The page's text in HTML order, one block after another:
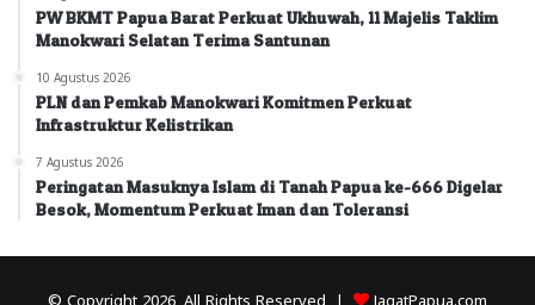
PW BKMT Papua Barat Perkuat Ukhuwah, 11 Majelis Taklim
Manokwari Selatan Terima Santunan
10 Agustus 2026
PLN dan Pemkab Manokwari Komitmen Perkuat
Infrastruktur Kelistrikan
7 Agustus 2026
Peringatan Masuknya Islam di Tanah Papua ke-666 Digelar
Besok, Momentum Perkuat Iman dan Toleransi
© Copyright 2026, All Rights Reserved | JagatPapua.com